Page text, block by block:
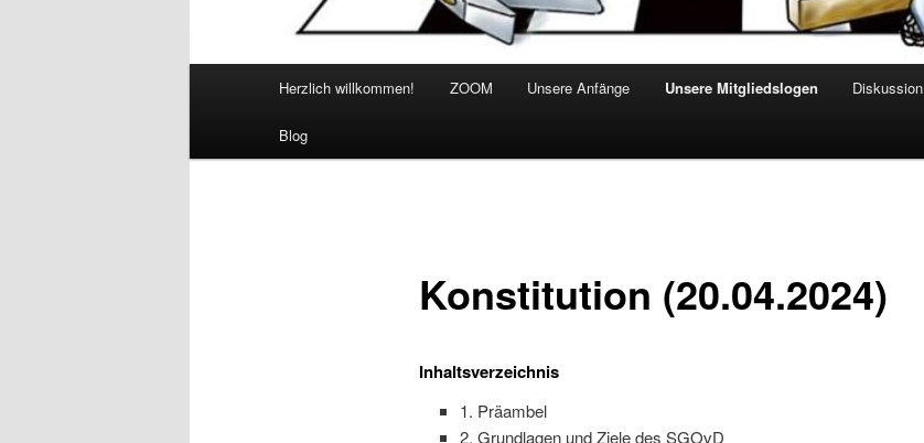
Herzlich willkommen! ZOOM Unsere Anfänge Unsere Mitgliedslogen Diskussion
Blog
Konstitution (20.04.2024)
Inhaltsverzeichnis
1. Präambel
2. Grundlagen und Ziele des SGOvD